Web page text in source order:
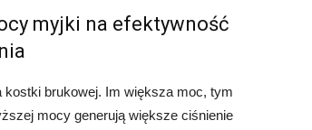
myjki na efektywność
brukowej. Im większa moc, tym
mocy generują większe ciśnienie